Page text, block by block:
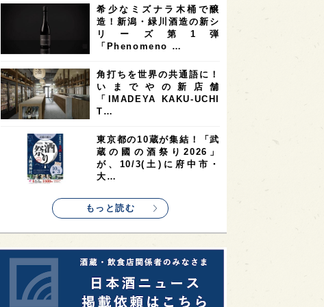
オーストラリア 台湾 2 アジア 2
SAKEの時代を生きる 静岡県 1 長崎県
全蔵めぐり 1 シンガポール 1 カナダ 1
群馬県 1 熊本県 徳島県
イギリス 1 ノルウェー 1 新宿区 1
歌舞伎町 1 1 鳥取県 1
saketimes_image_4
希少なミズナラ木桶で醸
造！新潟・緑川酒造の新シ
リーズ第1弾
「Phenomeno …
角打ちを世界の共通語に！
いまでやの新店舗
「IMADEYA KAKU-UCHI
T…
東京都の10蔵が集結！「武
蔵の國の酒祭り2026」
が、10/3(土)に府中市・
大…
もっと読む